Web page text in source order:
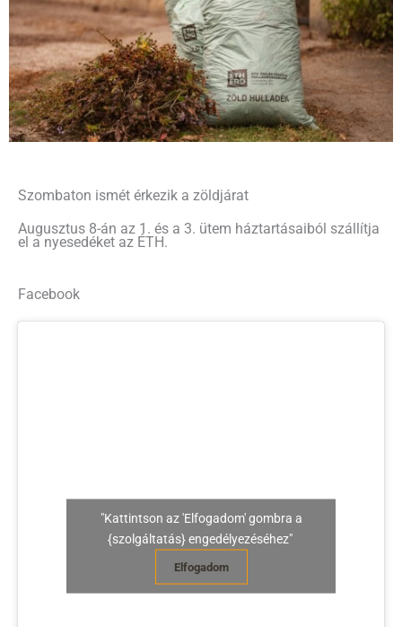
Szombaton ismét érkezik a zöldjárat
Augusztus 8-án az 1. és a 3. ütem háztartásaiból szállítja
el a nyesedéket az ÉTH.
Facebook
"Kattintson az 'Elfogadom' gombra a
{szolgáltatás} engedélyezéséhez"
Elfogadom